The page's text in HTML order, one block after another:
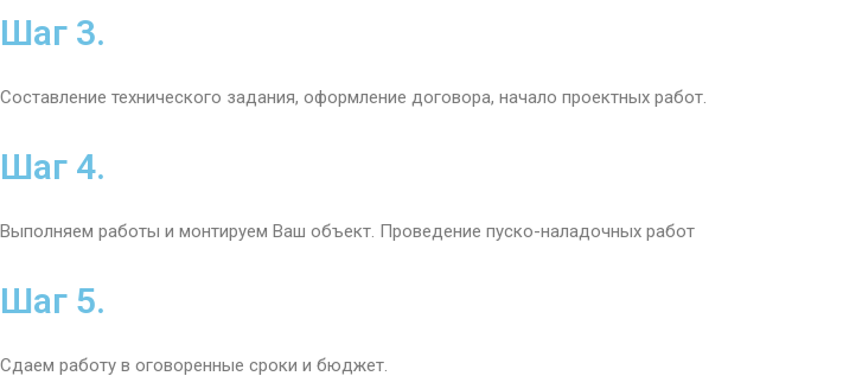
Шаг 3.
Составление технического задания, оформление договора, начало проектных работ​.
Шаг 4.
Выполняем работы и монтируем Ваш объект. Проведение пуско-наладочных работ​
Шаг 5.
Сдаем работу в оговоренные сроки и бюджет.​